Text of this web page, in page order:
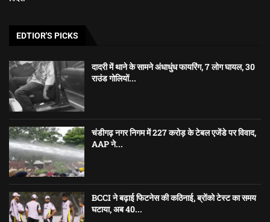
EDTIOR'S PICKS
दादरी में थाने के सामने अंधाधुंध फायरिंग, 7 लोग घायल, 30
राउंड गोलियों...
चंडीगढ़ नगर निगम में 227 करोड़ के टेबल एजेंडे पर विवाद,
AAP ने...
BCCI ने बढ़ाई फिटनेस की कठिनाई, ब्रोंको टेस्ट का समय
घटाया, अब 40...